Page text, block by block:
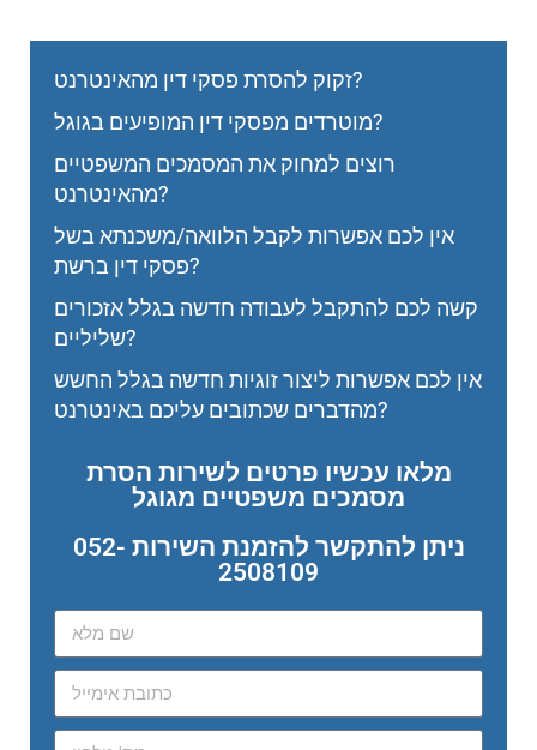
זקוק להסרת פסקי דין מהאינטרנט?
מוטרדים מפסקי דין המופיעים בגוגל?
רוצים למחוק את המסמכים המשפטיים
מהאינטרנט?
אין לכם אפשרות לקבל הלוואה/משכנתא בשל
פסקי דין ברשת?
קשה לכם להתקבל לעבודה חדשה בגלל אזכורים
שליליים?
אין לכם אפשרות ליצור זוגיות חדשה בגלל החשש
מהדברים שכתובים עליכם באינטרנט?
מלאו עכשיו פרטים לשירות הסרת
מסמכים משפטיים מגוגל
ניתן להתקשר להזמנת השירות 052-
2508109